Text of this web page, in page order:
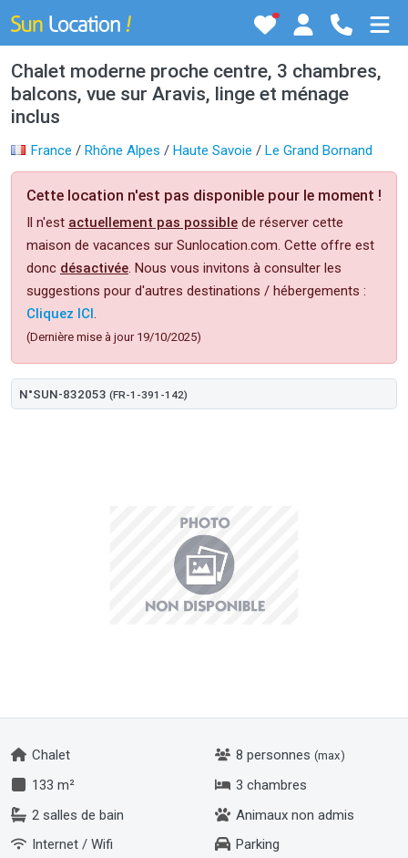
Chalet moderne proche centre, 3 chambres,
balcons, vue sur Aravis, linge et ménage
inclus
France / Rhône Alpes / Haute Savoie / Le Grand Bornand
Cette location n'est pas disponible pour le moment !
Il n'est actuellement pas possible de réserver cette
maison de vacances sur Sunlocation.com. Cette offre est
donc désactivée. Nous vous invitons à consulter les
suggestions pour d'autres destinations / hébergements :
Cliquez ICI.
(Dernière mise à jour 19/10/2025)
N°SUN-832053 (FR-1-391-142)
Chalet 8 personnes (max)
133 m²
3 chambres
2 salles de bain
Animaux non admis
Internet / Wifi
Parking